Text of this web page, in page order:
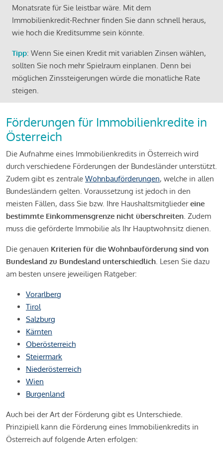
Monatsrate für Sie leistbar wäre. Mit dem
Immobilienkredit-Rechner finden Sie dann schnell heraus,
wie hoch die Kreditsumme sein könnte.
Tipp: Wenn Sie einen Kredit mit variablen Zinsen wählen,
sollten Sie noch mehr Spielraum einplanen. Denn bei
möglichen Zinssteigerungen würde die monatliche Rate
steigen.
Förderungen für Immobilienkredite in
Österreich
Die Aufnahme eines Immobilienkredits in Österreich wird
durch verschiedene Förderungen der Bundesländer unterstützt.
Zudem gibt es zentrale Wohnbauförderungen, welche in allen
Bundesländern gelten. Voraussetzung ist jedoch in den
meisten Fällen, dass Sie bzw. Ihre Haushaltsmitgliedereine
bestimmte Einkommensgrenze nicht überschreiten. Zudem
muss die geförderte Immobilie als Ihr Hauptwohnsitz dienen.
Die genauen Kriterien für die Wohnbauförderung sind von
Bundesland zu Bundesland unterschiedlich. Lesen Sie dazu
am besten unsere jeweiligen Ratgeber:
Vorarlberg
Tirol
Salzburg
Kärnten
Oberösterreich
Steiermark
Niederösterreich
Wien
Burgenland
Auch bei der Art der Förderung gibt es Unterschiede.
Prinzipiell kann die Förderung eines Immobilienkredits in
Österreich auf folgende Arten erfolgen: